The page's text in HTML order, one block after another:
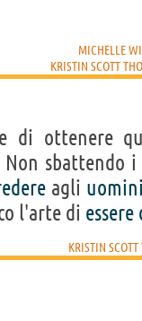
a Redruth, Cornwall
MICHELLE
KRISTIN SCOTT
di ottenere
Non sbattendo
agli uomini
l'arte di essere
KRISTIN